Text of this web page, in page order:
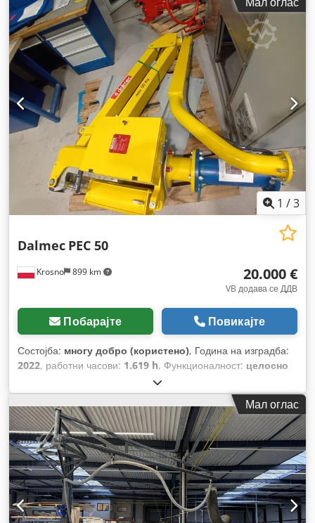
1 /3
Krosno 899 km
Dalmec PEC 50
20.000 €
VB додава се ДДВ
Побарајте Повикајте
Состојба: многу добро (користено), Година на изградба:
2022, работни часови: 1.619 h, Функционалност: целосно
, број на машина/возило:
вкупна висина:3.000 мм, вкупна ширина:1.000 мм, вкупна
должина:1.000 мм, тип на влезен струја:трифазен, влезен
напон:400 V,
Мал оглас